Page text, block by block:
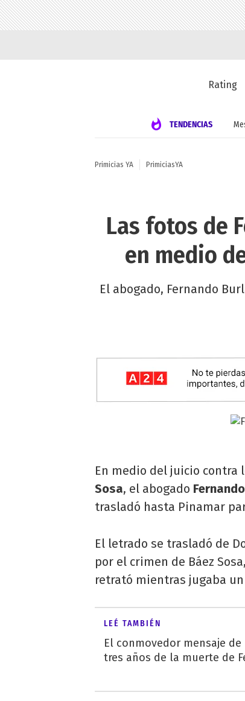
Rating
TENDENCIAS
Primicias YA PrimiciasYA
Las fotos de
en medio
El abogado, Fernando
En medio del juicio contra
Sosa, el abogado
trasladó hasta Pinamar
El letrado se trasladó de
por el crimen de Báez
retrató mientras jugaba
LEÉ TAMBIÉN
El conmovedor mensaje
tres años de la muerte de